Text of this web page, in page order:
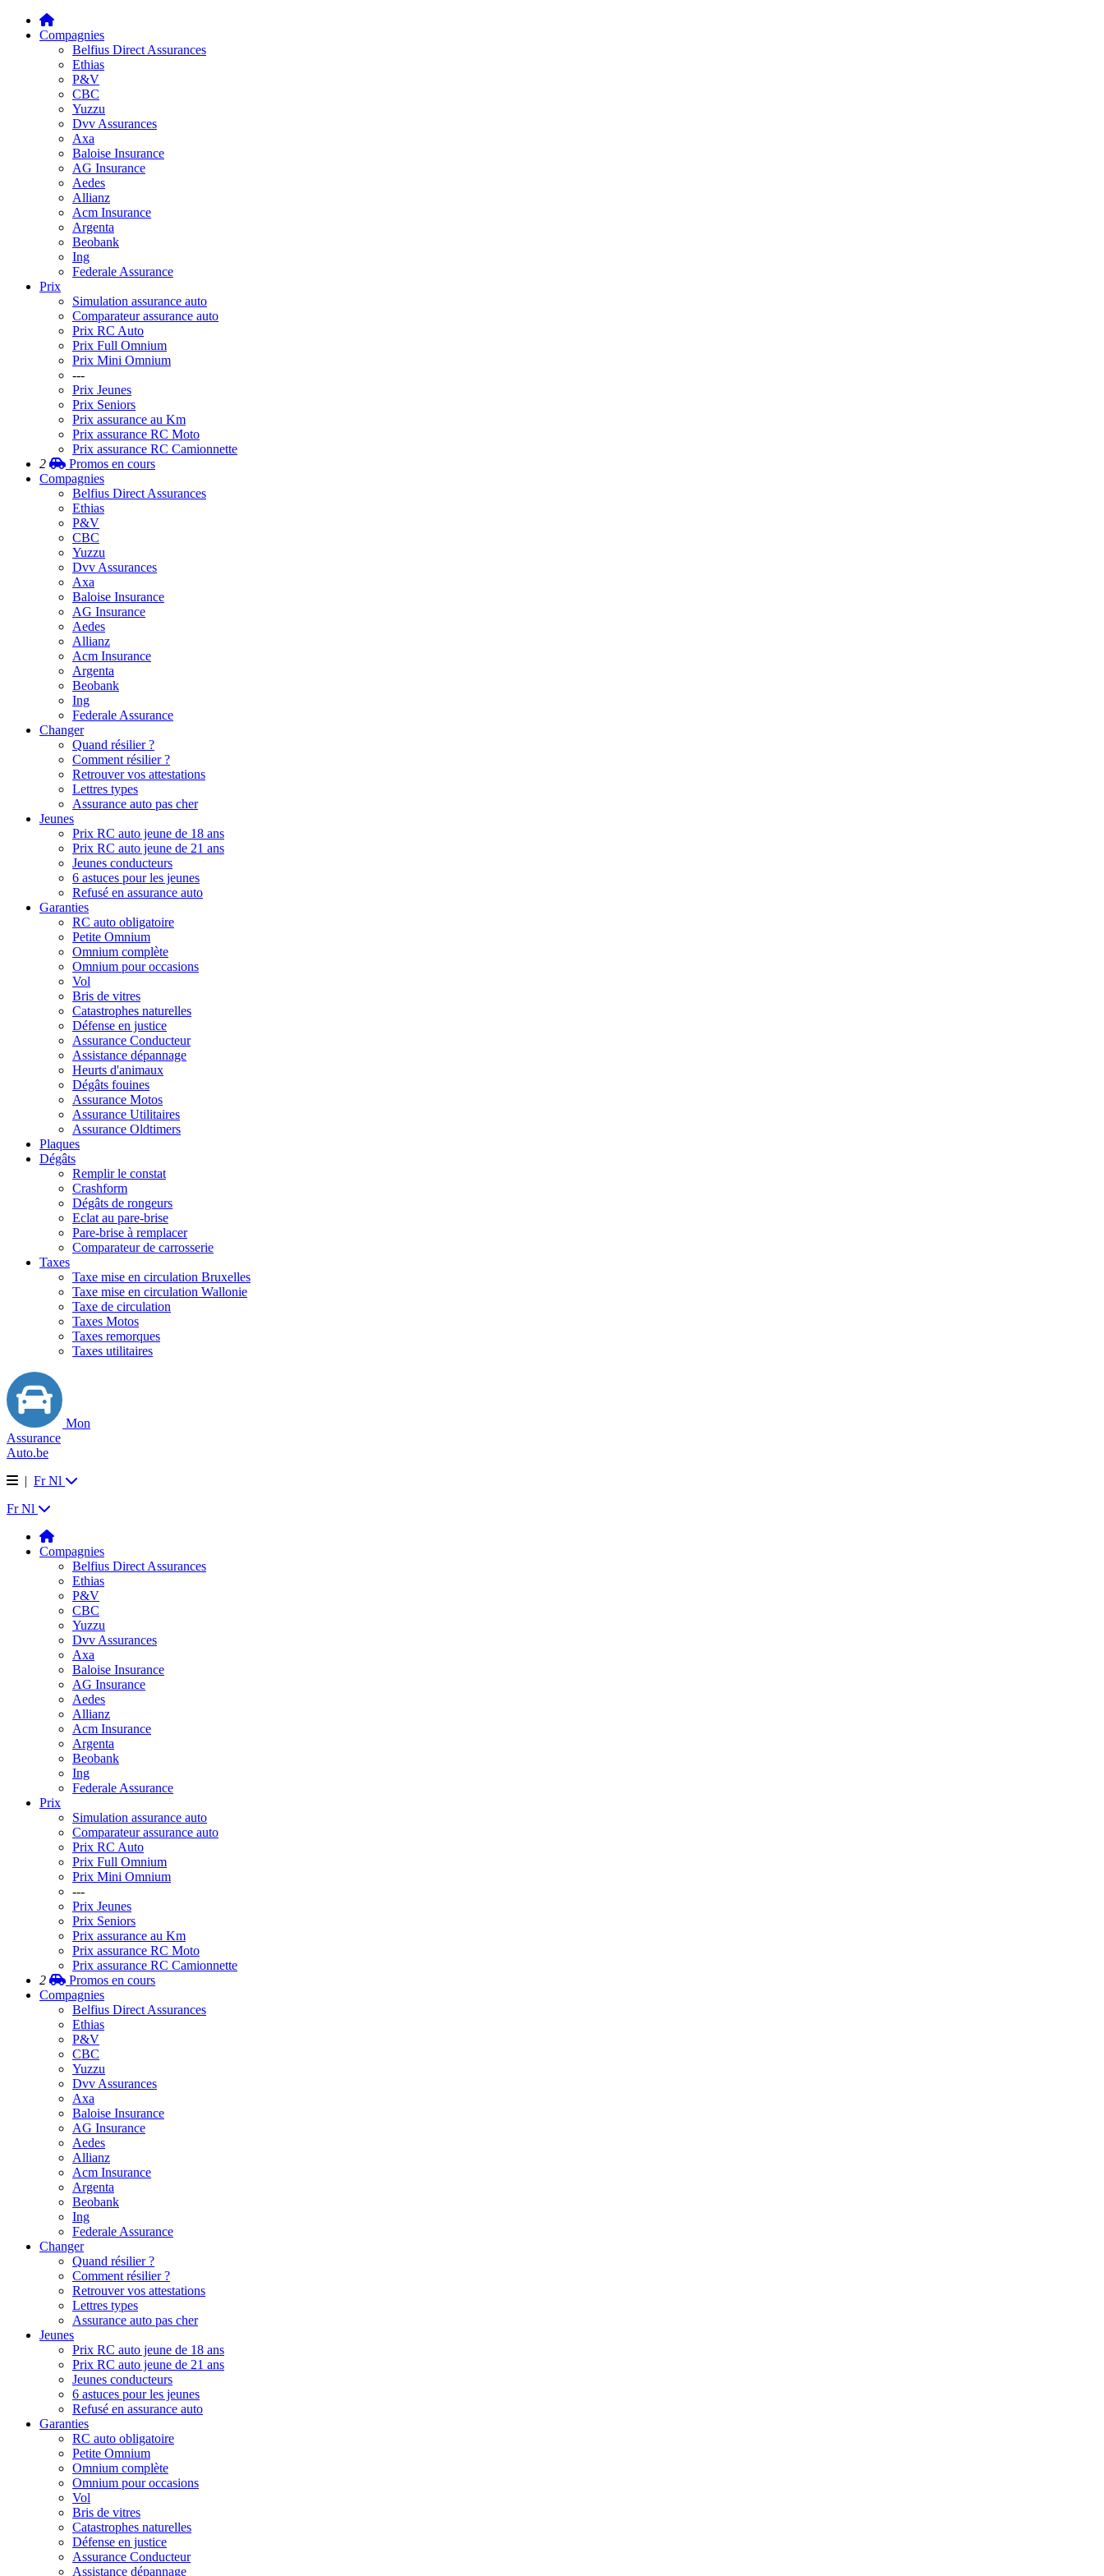
Compagnies
Belfius Direct Assurances
Ethias
P&V
CBC
Yuzzu
Dvv Assurances
Axa
Baloise Insurance
AG Insurance
Aedes
Allianz
Acm Insurance
Argenta
Beobank
Ing
Federale Assurance
Prix
Simulation assurance auto
Comparateur assurance auto
Prix RC Auto
Prix Full Omnium
Prix Mini Omnium
---
Prix Jeunes
Prix Seniors
Prix assurance au Km
Prix assurance RC Moto
Prix assurance RC Camionnette
2
Promos en cours
Compagnies
Belfius Direct Assurances
Ethias
P&V
CBC
Yuzzu
Dvv Assurances
Axa
Baloise Insurance
AG Insurance
Aedes
Allianz
Acm Insurance
Argenta
Beobank
Ing
Federale Assurance
Changer
Quand résilier ?
Comment résilier ?
Retrouver vos attestations
Lettres types
Assurance auto pas cher
Jeunes
Prix RC auto jeune de 18 ans
Prix RC auto jeune de 21 ans
Jeunes conducteurs
6 astuces pour les jeunes
Refusé en assurance auto
Garanties
RC auto obligatoire
Petite Omnium
Omnium complète
Omnium pour occasions
Vol
Bris de vitres
Catastrophes naturelles
Défense en justice
Assurance Conducteur
Assistance dépannage
Heurts d'animaux
Dégâts fouines
Assurance Motos
Assurance Utilitaires
Assurance Oldtimers
Plaques
Dégâts
Remplir le constat
Crashform
Dégâts de rongeurs
Eclat au pare-brise
Pare-brise à remplacer
Comparateur de carrosserie
Taxes
Taxe mise en circulation Bruxelles
Taxe mise en circulation Wallonie
Taxe de circulation
Taxes Motos
Taxes remorques
Taxes utilitaires
Mon
Assurance
Auto.be
| Fr Nl
Fr Nl
Compagnies
Belfius Direct Assurances
Ethias
P&V
CBC
Yuzzu
Dvv Assurances
Axa
Baloise Insurance
AG Insurance
Aedes
Allianz
Acm Insurance
Argenta
Beobank
Ing
Federale Assurance
Prix
Simulation assurance auto
Comparateur assurance auto
Prix RC Auto
Prix Full Omnium
Prix Mini Omnium
---
Prix Jeunes
Prix Seniors
Prix assurance au Km
Prix assurance RC Moto
Prix assurance RC Camionnette
2
Promos en cours
Compagnies
Belfius Direct Assurances
Ethias
P&V
CBC
Yuzzu
Dvv Assurances
Axa
Baloise Insurance
AG Insurance
Aedes
Allianz
Acm Insurance
Argenta
Beobank
Ing
Federale Assurance
Changer
Quand résilier ?
Comment résilier ?
Retrouver vos attestations
Lettres types
Assurance auto pas cher
Jeunes
Prix RC auto jeune de 18 ans
Prix RC auto jeune de 21 ans
Jeunes conducteurs
6 astuces pour les jeunes
Refusé en assurance auto
Garanties
RC auto obligatoire
Petite Omnium
Omnium complète
Omnium pour occasions
Vol
Bris de vitres
Catastrophes naturelles
Défense en justice
Assurance Conducteur
Assistance dépannage